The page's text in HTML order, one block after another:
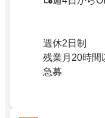
週休2日制
残業月20時間
急募